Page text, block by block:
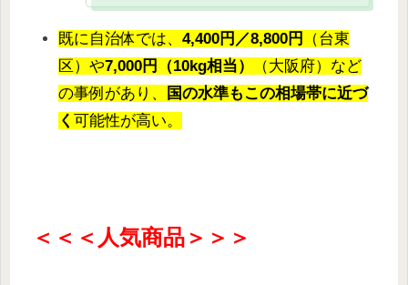
既に自治体では、4,400円／8,800円
（台東
区）や7,000円（10kg相当）
（大阪府）など
の事例があり、
国の水準もこの相場帯に近づ
く可能性が高い。
＜＜＜人気商品＞＞＞